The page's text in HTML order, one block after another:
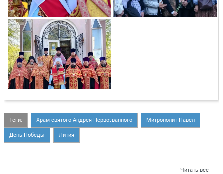
Теги: Храм святого Андрея Первозванного Митрополит Павел
День Победы Лития
Читать все